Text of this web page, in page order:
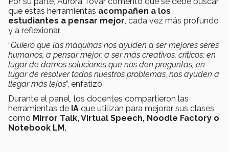
que estas herramientas acompañen a los
estudiantes a pensar mejor, cada vez más profundo
y a reflexionar.
“Quiero que las máquinas nos ayuden a ser mejores seres
humanos, a pensar mejor, a ser más creativos, críticos; en
lugar de darnos soluciones que nos den preguntas, en
lugar de resolver todos nuestros problemas, nos ayuden a
llegar más lejos”, enfatizó.
Durante el panel, los docentes compartieron las
herramientas de IA que utilizan para mejorar sus clases,
como Mirror Talk, Virtual Speech, Noodle Factory o
Notebook LM.